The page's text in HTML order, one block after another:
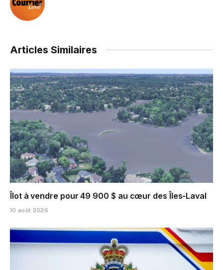
Articles Similaires
Îlot à vendre pour 49 900 $ au cœur des Îles-Laval
10 août 2026